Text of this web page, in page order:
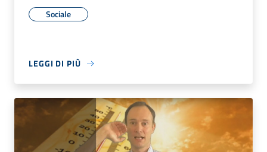
Sociale
LEGGI DI PIÙ